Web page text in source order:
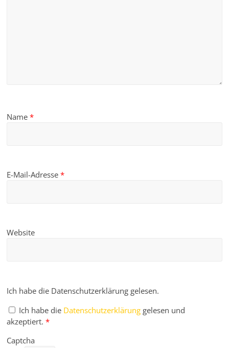
Name*
E-Mail-Adresse*
Website
Ich habe die Datenschutzerklärung gelesen.
Ich habe die Datenschutzerklärung gelesen und
akzeptiert. *
Captcha